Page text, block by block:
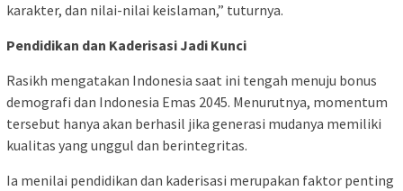
karakter, dan nilai-nilai keislaman,” tuturnya.
Pendidikan dan Kaderisasi Jadi Kunci
Rasikh mengatakan Indonesia saat ini tengah menuju bonus
demografi dan Indonesia Emas 2045. Menurutnya, momentum
tersebut hanya akan berhasil jika generasi mudanya memiliki
kualitas yang unggul dan berintegritas.
Ia menilai pendidikan dan kaderisasi merupakan faktor penting